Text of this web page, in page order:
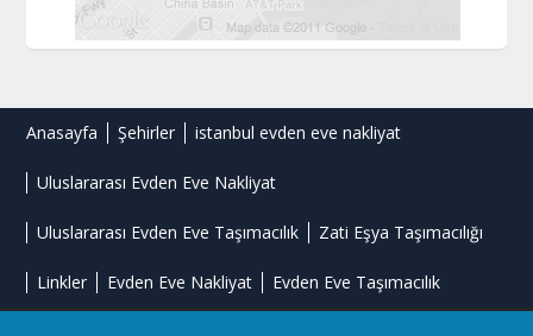
Anasayfa Şehirler istanbul evden eve nakliyat
Uluslararası Evden Eve Nakliyat
Uluslararası Evden Eve Taşımacılık Zati Eşya Taşımacılığı
Linkler Evden Eve Nakliyat Evden Eve Taşımacılık